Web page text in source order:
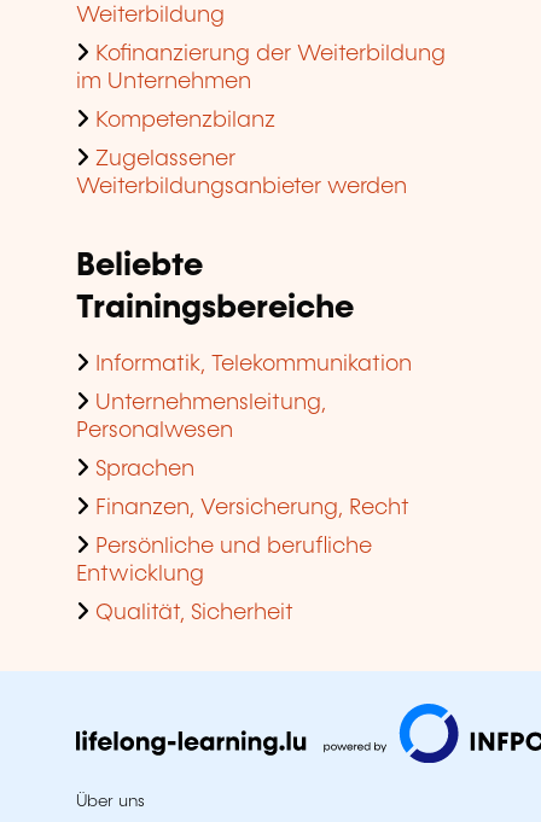
Weiterbildung
Kofinanzierung der Weiterbildung
im Unternehmen
Kompetenzbilanz
Zugelassener
Weiterbildungsanbieter werden
Beliebte
Trainingsbereiche
Informatik, Telekommunikation
Unternehmensleitung,
Personalwesen
Sprachen
Finanzen, Versicherung, Recht
Persönliche und berufliche
Entwicklung
Qualität, Sicherheit
Über uns